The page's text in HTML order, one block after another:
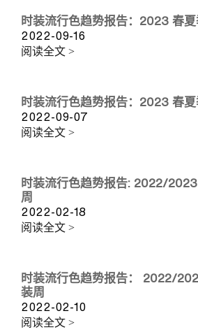
时装流行色趋势报告：2023 春
2022-09-16
阅读全文 >
时装流行色趋势报告：2023 春
2022-09-07
阅读全文 >
时装流行色趋势报告: 2022/
周
2022-02-18
阅读全文 >
时装流行色趋势报告： 2022/
装周
2022-02-10
阅读全文 >